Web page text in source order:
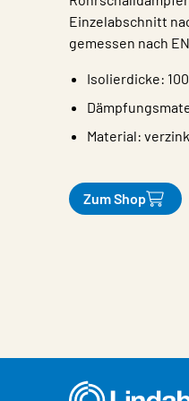
Einzelabschnitt
gemessen nach EN
Isolierdicke:
Material:
Zum Shop